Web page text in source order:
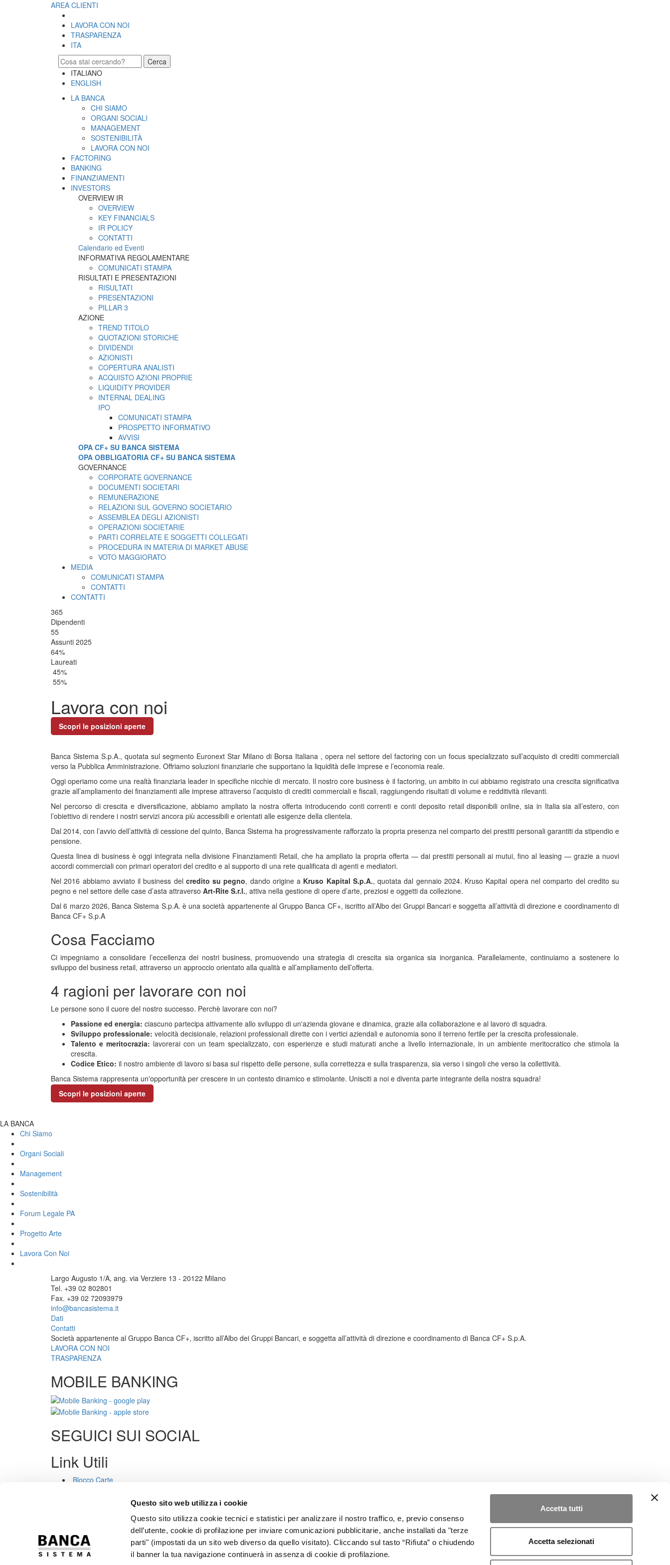
Questo sito web utilizza i cookie
Questo sito utilizza cookie tecnici e statistici per analizzare il nostro traffico, e, previo consenso
dell’utente, cookie di profilazione per inviare comunicazioni pubblicitarie, anche installati da "terze
parti" (impostati da un sito web diverso da quello visitato). Cliccando sul tasto “Rifiuta” o chiudendo
il banner la tua navigazione continuerà in assenza di cookie di profilazione.
Accetta tutti
Accetta selezionati
AREA CLIENTI
LAVORA CON NOI
TRASPARENZA
ITA
Cerca
ITALIANO
ENGLISH
LA BANCA
CHI SIAMO
ORGANI SOCIALI
MANAGEMENT
SOSTENIBILITÀ
LAVORA CON NOI
FACTORING
BANKING
FINANZIAMENTI
INVESTORS
OVERVIEW IR
OVERVIEW
KEY FINANCIALS
IR POLICY
CONTATTI
Calendario ed Eventi
INFORMATIVA REGOLAMENTARE
COMUNICATI STAMPA
RISULTATI E PRESENTAZIONI
RISULTATI
PRESENTAZIONI
PILLAR 3
AZIONE
TREND TITOLO
QUOTAZIONI STORICHE
DIVIDENDI
AZIONISTI
COPERTURA ANALISTI
ACQUISTO AZIONI PROPRIE
LIQUIDITY PROVIDER
INTERNAL DEALING
IPO
COMUNICATI STAMPA
PROSPETTO INFORMATIVO
AVVISI
OPA CF+ SU BANCA SISTEMA
OPA OBBLIGATORIA CF+ SU BANCA SISTEMA
GOVERNANCE
CORPORATE GOVERNANCE
DOCUMENTI SOCIETARI
REMUNERAZIONE
RELAZIONI SUL GOVERNO SOCIETARIO
ASSEMBLEA DEGLI AZIONISTI
OPERAZIONI SOCIETARIE
PARTI CORRELATE E SOGGETTI COLLEGATI
PROCEDURA IN MATERIA DI MARKET ABUSE
VOTO MAGGIORATO
MEDIA
COMUNICATI STAMPA
CONTATTI
CONTATTI
365
Dipendenti
55
Assunti 2025
64%
Laureati
45%
55%
Lavora con noi
Scopri le posizioni aperte
Banca Sistema S.p.A., quotata sul segmento Euronext Star Milano di Borsa Italiana , opera nel settore del factoring con un focus specializzato sull’acquisto di crediti commerciali
verso la Pubblica Amministrazione. Offriamo soluzioni finanziarie che supportano la liquidità delle imprese e l’economia reale.
Oggi operiamo come una realtà finanziaria leader in specifiche nicchie di mercato. Il nostro core business è il factoring, un ambito in cui abbiamo registrato una crescita significativa
grazie all’ampliamento dei finanziamenti alle imprese attraverso l’acquisto di crediti commerciali e fiscali, raggiungendo risultati di volume e redditività rilevanti.
Nel percorso di crescita e diversificazione, abbiamo ampliato la nostra offerta introducendo conti correnti e conti deposito retail disponibili online, sia in Italia sia all’estero, con
l’obiettivo di rendere i nostri servizi ancora più accessibili e orientati alle esigenze della clientela.
Dal 2014, con l’avvio dell’attività di cessione del quinto, Banca Sistema ha progressivamente rafforzato la propria presenza nel comparto dei prestiti personali garantiti da stipendio e
pensione.
Questa linea di business è oggi integrata nella divisione Finanziamenti Retail, che ha ampliato la propria offerta — dai prestiti personali ai mutui, fino al leasing — grazie a nuovi
accordi commerciali con primari operatori del credito e al supporto di una rete qualificata di agenti e mediatori.
Nel 2016 abbiamo avviato il business del credito su pegno, dando origine a Kruso Kapital S.p.A., quotata dal gennaio 2024. Kruso Kapital opera nel comparto del credito su
pegno e nel settore delle case d’asta attraverso Art‑Rite S.r.l., attiva nella gestione di opere d’arte, preziosi e oggetti da collezione.
Dal 6 marzo 2026, Banca Sistema S.p.A. è una società appartenente al Gruppo Banca CF+, iscritto all’Albo dei Gruppi Bancari e soggetta all’attività di direzione e coordinamento di
Banca CF+ S.p.A
Cosa Facciamo
Ci impegniamo a consolidare l’eccellenza dei nostri business, promuovendo una strategia di crescita sia organica sia inorganica. Parallelamente, continuiamo a sostenere lo
sviluppo del business retail, attraverso un approccio orientato alla qualità e all’ampliamento dell’offerta.
4 ragioni per lavorare con noi
Le persone sono il cuore del nostro successo. Perchè lavorare con noi?
Passione ed energia: ciascuno partecipa attivamente allo sviluppo di un'azienda giovane e dinamica, grazie alla collaborazione e al lavoro di squadra.
Sviluppo professionale: velocità decisionale, relazioni professionali dirette con i vertici aziendali e autonomia sono il terreno fertile per la crescita professionale.
Talento e meritocrazia: lavorerai con un team specializzato, con esperienze e studi maturati anche a livello internazionale, in un ambiente meritocratico che stimola la
crescita.
Codice Etico: il nostro ambiente di lavoro si basa sul rispetto delle persone, sulla correttezza e sulla trasparenza, sia verso i singoli che verso la collettività.
Banca Sistema rappresenta un'opportunità per crescere in un contesto dinamico e stimolante. Unisciti a noi e diventa parte integrante della nostra squadra!
Scopri le posizioni aperte
LA BANCA
Chi Siamo
Organi Sociali
Management
Sostenibilità
Forum Legale PA
Progetto Arte
Lavora Con Noi
Largo Augusto 1/A, ang. via Verziere 13 - 20122 Milano
Tel. +39 02 802801
Fax. +39 02 72093979
info@bancasistema.it
Dati
Contatti
Società appartenente al Gruppo Banca CF+, iscritto all’Albo dei Gruppi Bancari, e soggetta all’attività di direzione e coordinamento di Banca CF+ S.p.A.
LAVORA CON NOI
TRASPARENZA
MOBILE BANKING
SEGUICI SUI SOCIAL
Link Utili
Blocco Carte
Accessibilità
Rapporti Dormienti